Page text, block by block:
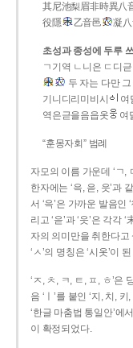
其尼池梨眉非時異八
役隱
乙音邑 凝
초성과 종성에 두루
ㄱ기역 ㄴ니은 ㄷ디
두 자는 다만
기니디리미비시
여
역은귿을음읍옷
여
“훈몽자회” 범례
자모의 이름 가운데 ‘ㄱ,
한자에는 ‘윽, 읃, 읏’과
서 ‘윽’은 가까운 발음인
리고 ‘읃’과 ‘읏’은 각각
자의 의미만을 취한다고
‘ㅅ’의 명칭은 ‘시옷’이
‘ㅈ, ㅊ, ㅋ, ㅌ, ㅍ, ㅎ’은
음 ‘ㅣ’를 붙인 ‘지, 치,
‘한글 마춤법 통일안’에
이 확정되었다.